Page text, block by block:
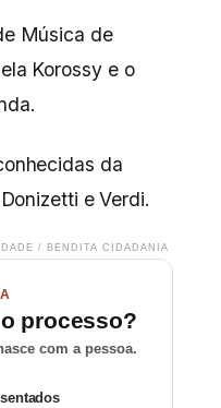
Música de
Korossy e o
da
e Verdi.
/ BENDITA CIDADANIA
processo?
com a pessoa.